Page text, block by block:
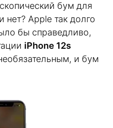
бум для
нет? Apple так долго
бы справедливо,
iPhone 12s
и бум